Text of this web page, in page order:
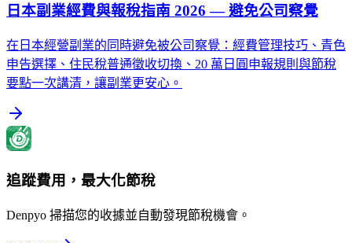
日本副業經費與報稅指南 2026 — 避免公司察覺
在日本經營副業的同時避免被公司察覺：經費管理技巧、青色
申告選擇、住民稅普通徵收切換、20 萬日圓申報規則與節稅
要點一次講清，讓副業更安心。
追蹤費用，最大化節稅
Denpyo 掃描您的收據並自動發現節稅機會。